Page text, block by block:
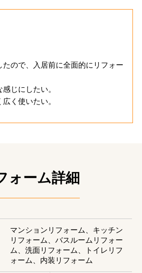
たので、入居前に全面的にリフォー
じにしたい。
く使いたい。
ォーム詳細
マンションリフォーム、キッチン
リフォーム、バスルームリフォー
ム、洗面リフォーム、トイレリフ
ォーム、内装リフォーム